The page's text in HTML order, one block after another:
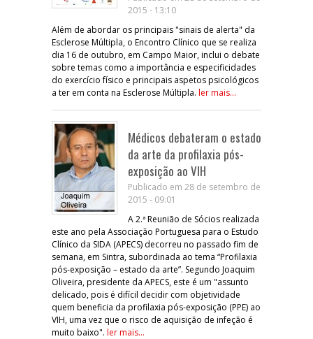
2015 - 13:10
Além de abordar os principais "sinais de alerta" da
Esclerose Múltipla, o Encontro Clínico que se realiza
dia 16 de outubro, em Campo Maior, inclui o debate
sobre temas como a importância e especificidades
do exercício físico e principais aspetos psicológicos
a ter em conta na Esclerose Múltipla. ler mais...
Médicos debateram o estado
da arte da profilaxia pós-
exposição ao VIH
Publicado em 28 de setembro de
2015 - 09:01
A 2.ª Reunião de Sócios realizada
este ano pela Associação Portuguesa para o Estudo
Clínico da SIDA (APECS) decorreu no passado fim de
semana, em Sintra, subordinada ao tema “Profilaxia
pós-exposição – estado da arte”. Segundo Joaquim
Oliveira, presidente da APECS, este é um "assunto
delicado, pois é difícil decidir com objetividade
quem beneficia da profilaxia pós-exposição (PPE) ao
VIH, uma vez que o risco de aquisição de infeção é
muito baixo". ler mais...